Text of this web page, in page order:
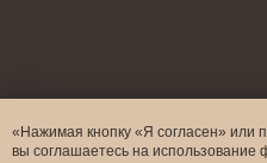
«Нажимая кнопку «Я согласен» или
вы соглашаетесь на использование